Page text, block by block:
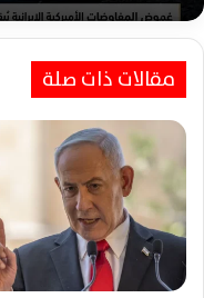
مأساة أطفال سبتة
وسط حلم الهجرة
مقالات ذات صلة